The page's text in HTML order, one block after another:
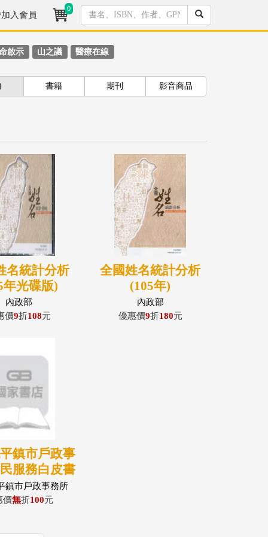
入會員
0
啟示 山之議 醫療在線
書籍 期刊 影音商品
名統計分析
年光碟版)
內政部
價9折108元
全國姓名統計分析
(105年)
內政部
優惠價9折180元
鎮市戶政事
服務白皮書
鎮市戶政事務所
價無折100元